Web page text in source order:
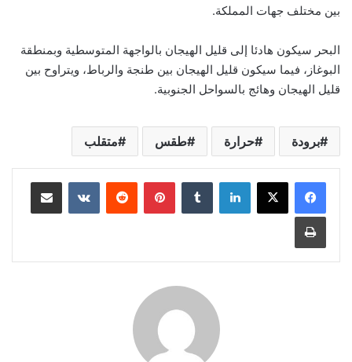
بين مختلف جهات المملكة.
البحر سيكون هادئا إلى قليل الهيجان بالواجهة المتوسطية وبمنطقة
البوغاز، فيما سيكون قليل الهيجان بين طنجة والرباط، ويتراوح بين
قليل الهيجان وهائج بالسواحل الجنوبية.
برودة حرارة طقس متقلب
لينكدإن بينتيريست مشاركة عبر البريد
طباعة